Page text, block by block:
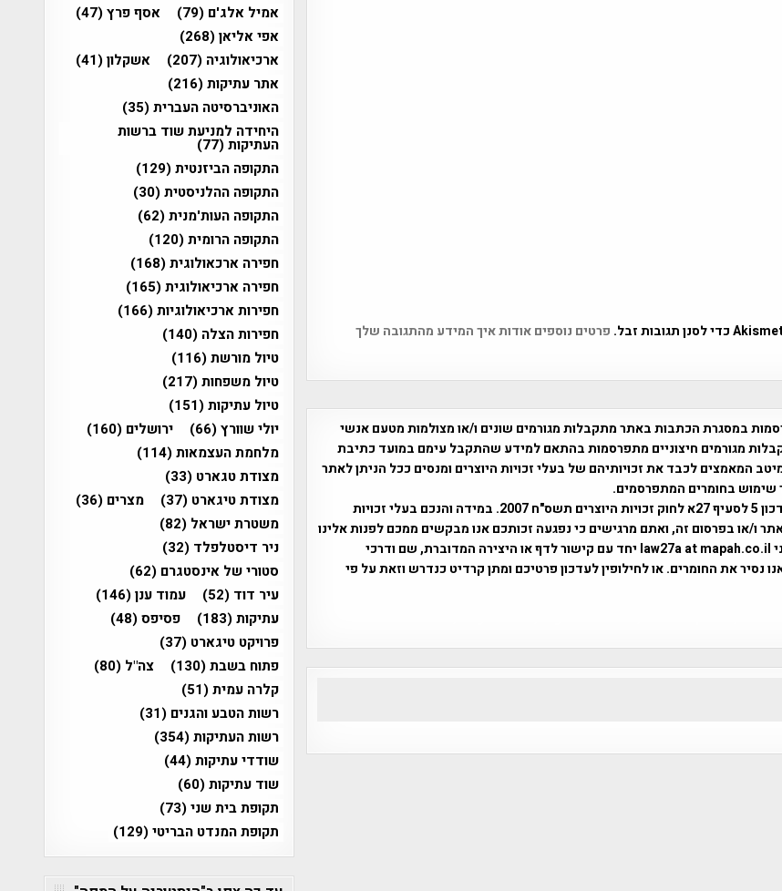
פרטים נוספים אודות איך המידע מהתגובה שלך
במסגרת הכתבות באתר מתקבלות מגורמים שונים ו/או מצולמות מטעם אנשי
מגורמים חיצוניים מתפרסמות בהתאם למידע שהתקבל עימם במועד כתיבת
המאמצים לכבד את זכויותיהם של בעלי זכויות היוצרים ומנסים ככל הניתן לאתר
שימוש בחומרים המתפרסמים.
השימוש נעשה על פי עדכון 5 לסעיף 27א לחוק זכויות היוצרים תשס"ח 2007. במידה והנכם בעלי זכויות
ו/או בפרסום זה, ואתם מרגישים כי נפגעה זכותכם אנו מבקשים ממכם לפנות אלינו
באמצעות דואר אלקטרוני law27a at mapah.co.il יחד עם קישור לדף או היצירה המדוברת, שם ודרכי
נסיר את החומרים. או לחילופין לעדכון פרטיכם ומתן קרדיט כנדרש וזאת על פי
אמיל אלג'ם (79) אסף פרץ(47)
אפי אליאן(268)
ארכיאולוגיה (207) אשקלון(41)
אתר עתיקות(216)
האוניברסיטה העברית(35)
היחידה למניעת שוד ברשות
העתיקות(77)
התקופה הביזנטית(129)
התקופה ההלניסטית(30)
התקופה העות'מנית(62)
התקופה הרומית(120)
חפירה ארכאולוגית(168)
חפירה ארכיאולוגית(165)
חפירות ארכיאולוגיות(166)
חפירות הצלה (140)
טיול מורשת(116)
טיול משפחות(217)
טיול עתיקות(151)
יולי שוורץ(66) ירושלים (160)
מלחמת העצמאות(114)
מצודת טגארט (33)
מצודת טיגארט (37) מצרים (36)
משטרת ישראל (82)
ניר דיסטלפלד (32)
סטורי של אינסטגרם (62)
עיר דוד (52) עמוד ענן(146)
עתיקות(183) פסיפס(48)
פרויקט טיגארט (37)
פתוח בשבת(130) צה"ל (80)
קלרה עמית(51)
רשות הטבע והגנים (31)
רשות העתיקות(354)
שודדי עתיקות(44)
שוד עתיקות(60)
תקופת בית שני(73)
תקופת המנדט הבריטי(129)